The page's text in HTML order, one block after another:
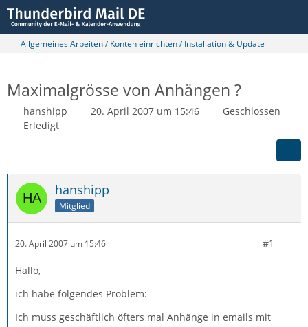
Allgemeines Arbeiten / Konten einrichten / Installation & Update
Maximalgrösse von Anhängen ?
hanshipp 20. April 2007 um 15:46
Geschlossen
Erledigt
hanshipp
Mitglied
20. April 2007 um 15:46 #1
Hallo,
ich habe folgendes Problem:
Ich muss geschäftlich öfters mal Anhänge in emails mit